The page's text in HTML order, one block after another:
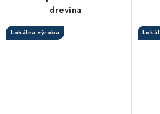
drevina
Lokálna výroba